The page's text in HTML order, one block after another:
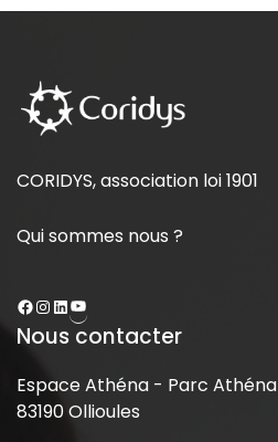
CORIDYS, association loi 1901
Qui sommes nous ?
Nous contacter
Espace Athéna - Parc Athéna
83190 Ollioules